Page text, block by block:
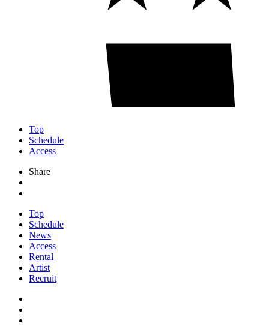
Top
Schedule
Access
Share
Top
Schedule
News
Access
Rental
Artist
Recruit